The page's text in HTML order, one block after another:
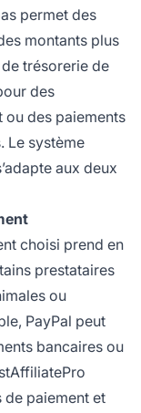
permet des
montants plus
trésorerie de
des
ou des paiements
Le système
aux deux
choisi prend en
prestataires
ou
PayPal peut
bancaires ou
de paiement et